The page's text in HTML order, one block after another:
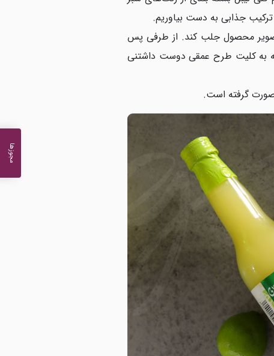
مجوزها
ترکیب جذابی به دست بیاوریم.
تصویر محصول جلب کند. از طرفی پس
به کلیت طرح عمقی دوست داشتنی
صورت گرفته است.